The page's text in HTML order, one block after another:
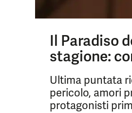
Il Paradiso
stagione:
Ultima puntata
pericolo, amori
protagonisti